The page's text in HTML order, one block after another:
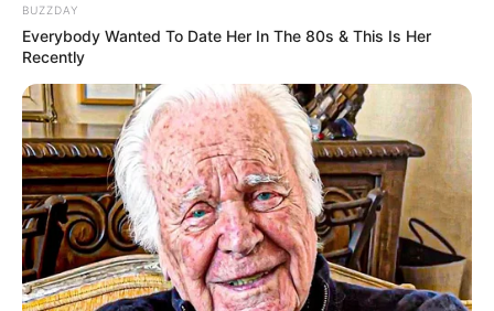
BUZZDAY
Everybody Wanted To Date Her In The 80s & This Is Her
Recently